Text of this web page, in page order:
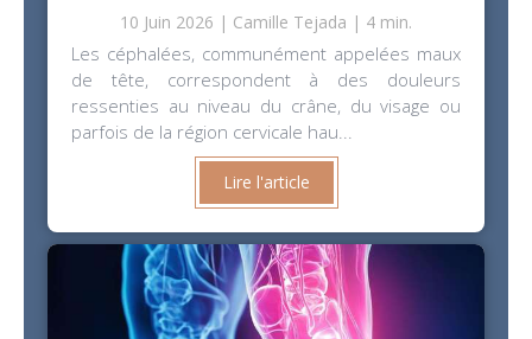
10 Juin 2026 Camille Tejada 4 min.
Les céphalées, communément appelées maux
de tête, correspondent à des douleurs
ressenties au niveau du crâne, du visage ou
parfois de la région cervicale hau...
Lire l'article